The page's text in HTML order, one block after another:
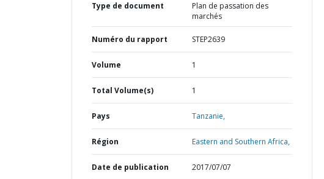
Type de document
Plan de passation des
marchés
Numéro du rapport STEP2639
Volume 1
Total Volume(s) 1
Pays Tanzanie,
Région Eastern and Southern Africa,
Date de publication 2017/07/07